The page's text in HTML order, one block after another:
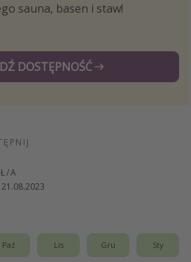
sauna, basen i staw!
DOSTĘPNOŚĆ
A
21.08.2023
Paź Lis Gru Sty